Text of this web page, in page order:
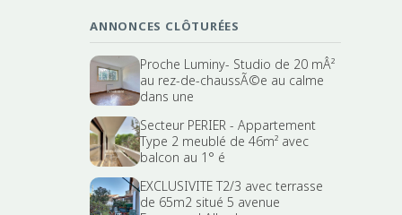
ANNONCES CLÔTURÉES
Proche Luminy- Studio de 20 mÂ²
au rez-de-chaussÃ©e au calme
dans une
Secteur PERIER - Appartement
Type 2 meublé de 46m² avec
balcon au 1° é
EXCLUSIVITE T2/3 avec terrasse
de 65m2 situé 5 avenue